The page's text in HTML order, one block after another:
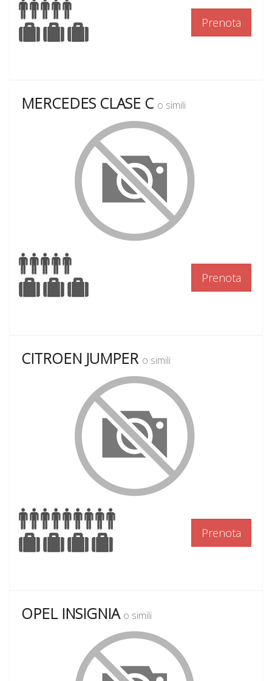
Prenota
MERCEDES CLASE C o simili
Prenota
CITROEN JUMPER o simili
Prenota
OPEL INSIGNIA o simili